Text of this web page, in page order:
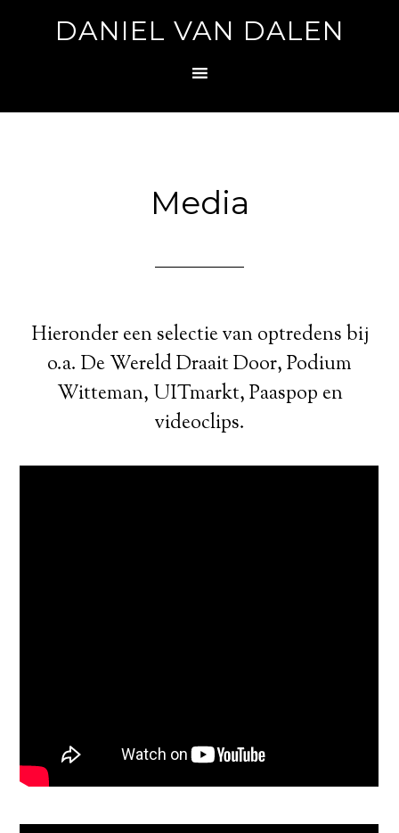
DANIEL VAN DALEN
Media
Hieronder een selectie van optredens bij
o.a. De Wereld Draait Door, Podium
Witteman, UITmarkt, Paaspop en
videoclips.